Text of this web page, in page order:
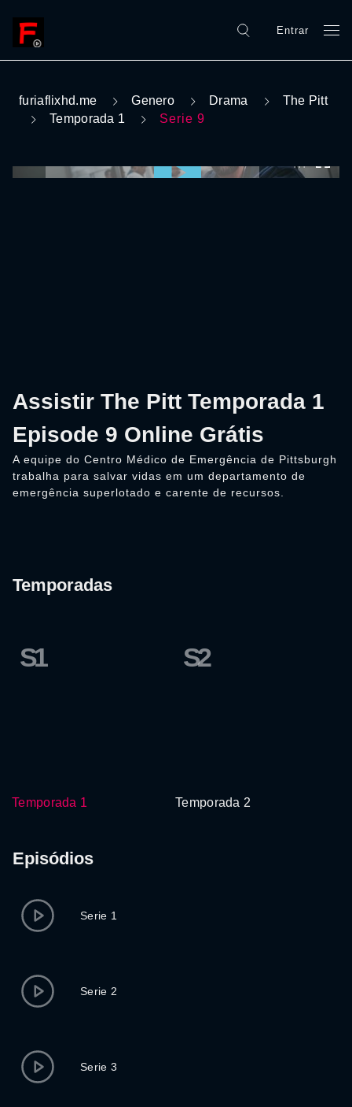
Entrar
furiaflixhd.me Genero Drama
The Pitt
Temporada 1
Serie 9
Assistir The Pitt Temporada 1
Episode 9 Online Grátis
A equipe do Centro Médico de Emergência de Pittsburgh
trabalha para salvar vidas em um departamento de
emergência superlotado e carente de recursos.
Temporadas
S1
Temporada 1
S2
Temporada 2
Episódios
Serie 1
Serie 2
Serie 3